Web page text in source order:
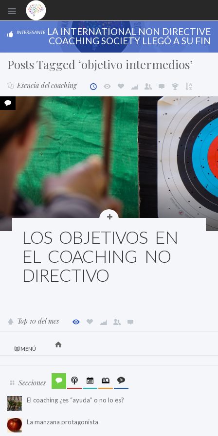
INTERESANTE LA INTERNATIONAL NON DIRECTIVE
COACHING SOCIETY LLEGÓ A SU FIN
Posts Tagged ‘objetivo intermedios’
Esencia del coaching
LOS OBJETIVOS EN
EL COACHING NO
DIRECTIVO
Top 10 del mes
MENÚ
Secciones
El coaching ¿es “ayuda” o no lo es?
La manzana protagonista